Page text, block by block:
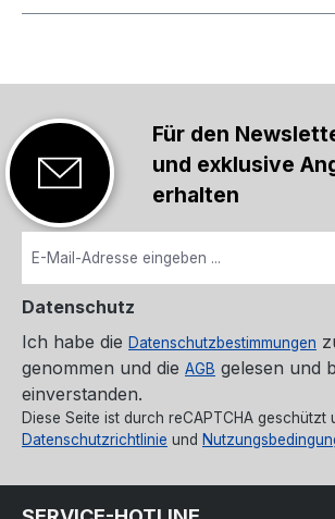
Für den
und exklusive
erhalten
Datenschutz
Ich habe die Datenschutzbestimmungen
genommen und die AGB gelesen und
einverstanden.
Diese Seite ist durch reCAPTCHA geschützt
Datenschutzrichtlinie und